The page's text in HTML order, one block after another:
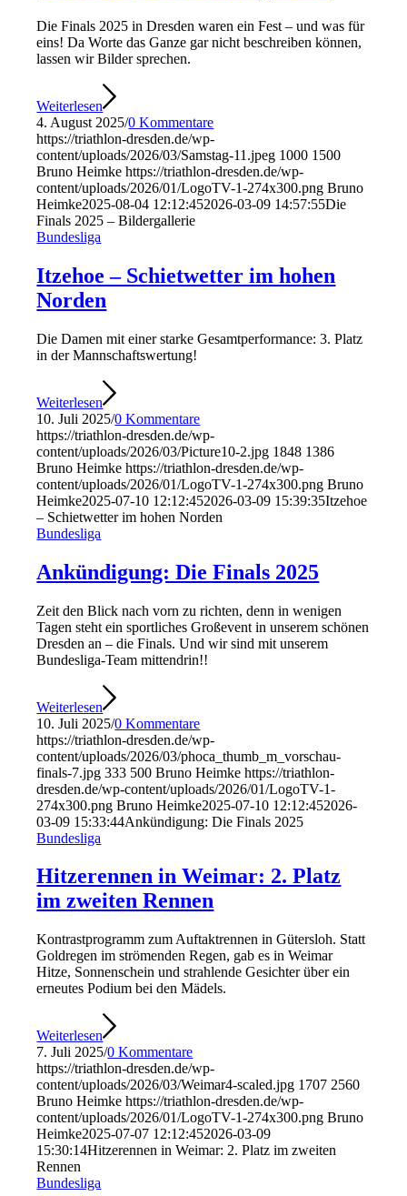
Die Finals 2025 in Dresden waren ein Fest – und was für
eins! Da Worte das Ganze gar nicht beschreiben können,
lassen wir Bilder sprechen.
Weiterlesen
4. August 2025/0 Kommentare
https://triathlon-dresden.de/wp-
content/uploads/2026/03/Samstag-11.jpeg 1000 1500
Bruno Heimke https://triathlon-dresden.de/wp-
content/uploads/2026/01/LogoTV-1-274x300.png Bruno
Heimke2025-08-04 12:12:452026-03-09 14:57:55Die
Finals 2025 – Bildergallerie
Bundesliga
Itzehoe – Schietwetter im hohen
Norden
Die Damen mit einer starke Gesamtperformance: 3. Platz
in der Mannschaftswertung!
Weiterlesen
10. Juli 2025/0 Kommentare
https://triathlon-dresden.de/wp-
content/uploads/2026/03/Picture10-2.jpg 1848 1386
Bruno Heimke https://triathlon-dresden.de/wp-
content/uploads/2026/01/LogoTV-1-274x300.png Bruno
Heimke2025-07-10 12:12:452026-03-09 15:39:35Itzehoe
– Schietwetter im hohen Norden
Bundesliga
Ankündigung: Die Finals 2025
Zeit den Blick nach vorn zu richten, denn in wenigen
Tagen steht ein sportliches Großevent in unserem schönen
Dresden an – die Finals. Und wir sind mit unserem
Bundesliga-Team mittendrin!!
Weiterlesen
10. Juli 2025/0 Kommentare
https://triathlon-dresden.de/wp-
content/uploads/2026/03/phoca_thumb_m_vorschau-
finals-7.jpg 333 500 Bruno Heimke https://triathlon-
dresden.de/wp-content/uploads/2026/01/LogoTV-1-
274x300.png Bruno Heimke2025-07-10 12:12:452026-
03-09 15:33:44Ankündigung: Die Finals 2025
Bundesliga
Hitzerennen in Weimar: 2. Platz
im zweiten Rennen
Kontrastprogramm zum Auftaktrennen in Gütersloh. Statt
Goldregen im strömenden Regen, gab es in Weimar
Hitze, Sonnenschein und strahlende Gesichter über ein
erneutes Podium bei den Mädels.
Weiterlesen
7. Juli 2025/0 Kommentare
https://triathlon-dresden.de/wp-
content/uploads/2026/03/Weimar4-scaled.jpg 1707 2560
Bruno Heimke https://triathlon-dresden.de/wp-
content/uploads/2026/01/LogoTV-1-274x300.png Bruno
Heimke2025-07-07 12:12:452026-03-09
15:30:14Hitzerennen in Weimar: 2. Platz im zweiten
Rennen
Bundesliga